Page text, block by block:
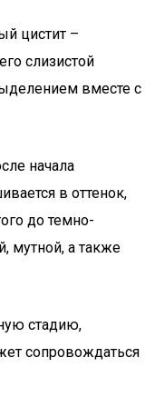
цистит –
слизистой
вместе с
начала
в оттенок,
до темно-
мутной, а также
стадию,
сопровождаться